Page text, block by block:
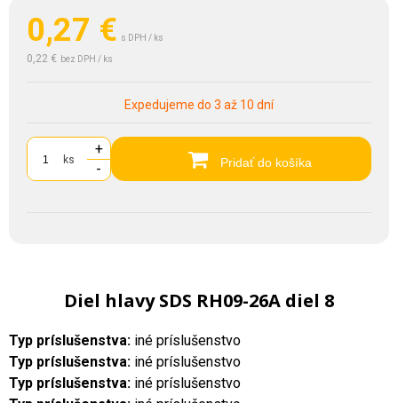
0,27 € s DPH / ks
0,22 € bez DPH / ks
Expedujeme do 3 až 10 dní
ks
+
-
Pridať do košíka
Diel hlavy SDS RH09-26A diel 8
Typ príslušenstva: iné príslušenstvo
Typ príslušenstva: iné príslušenstvo
Typ príslušenstva: iné príslušenstvo